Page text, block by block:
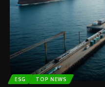
ESG TOP NEWS